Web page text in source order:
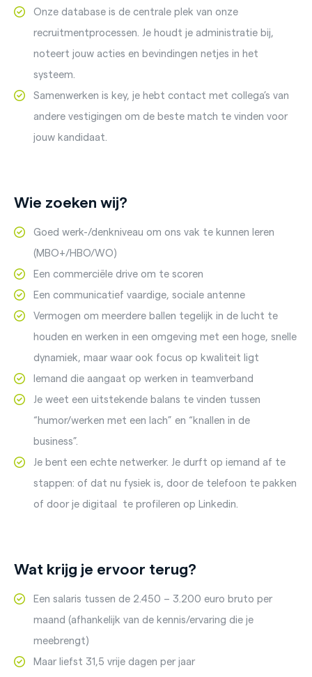
Onze database is de centrale plek van onze
recruitmentprocessen. Je houdt je administratie bij,
noteert jouw acties en bevindingen netjes in het
systeem.
Samenwerken is key, je hebt contact met collega’s van
andere vestigingen om de beste match te vinden voor
jouw kandidaat.
Wie zoeken wij?
Goed werk-/denkniveau om ons vak te kunnen leren
(MBO+/HBO/WO)
Een commerciële drive om te scoren
Een communicatief vaardige, sociale antenne
Vermogen om meerdere ballen tegelijk in de lucht te
houden en werken in een omgeving met een hoge, snelle
dynamiek, maar waar ook focus op kwaliteit ligt
Iemand die aangaat op werken in teamverband
Je weet een uitstekende balans te vinden tussen
“humor/werken met een lach” en “knallen in de
business”.
Je bent een echte netwerker. Je durft op iemand af te
stappen: of dat nu fysiek is, door de telefoon te pakken
of door je digitaal te profileren op Linkedin.
Wat krijg je ervoor terug?
Een salaris tussen de 2.450 – 3.200 euro bruto per
maand (afhankelijk van de kennis/ervaring die je
meebrengt)
Maar liefst 31,5 vrije dagen per jaar